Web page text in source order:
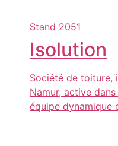
Stand 2051
Isolution
Société de toiture,
Namur, active
équipe dynamique